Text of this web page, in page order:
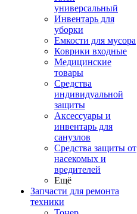
универсальный
Инвентарь для
уборки
Емкости для мусора
Коврики входные
Медицинские
товары
Средства
индивидуальной
защиты
Аксессуары и
инвентарь для
санузлов
Средства защиты от
насекомых и
вредителей
Ещё
Запчасти для ремонта
техники